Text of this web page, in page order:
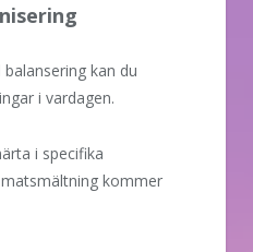
kan du
i vardagen.
i specifika
kommer